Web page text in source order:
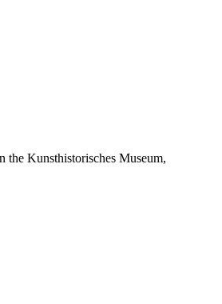
the Kunsthistorisches Museum,